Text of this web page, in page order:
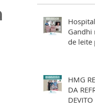
Gandhi
de leite
HMG
DA